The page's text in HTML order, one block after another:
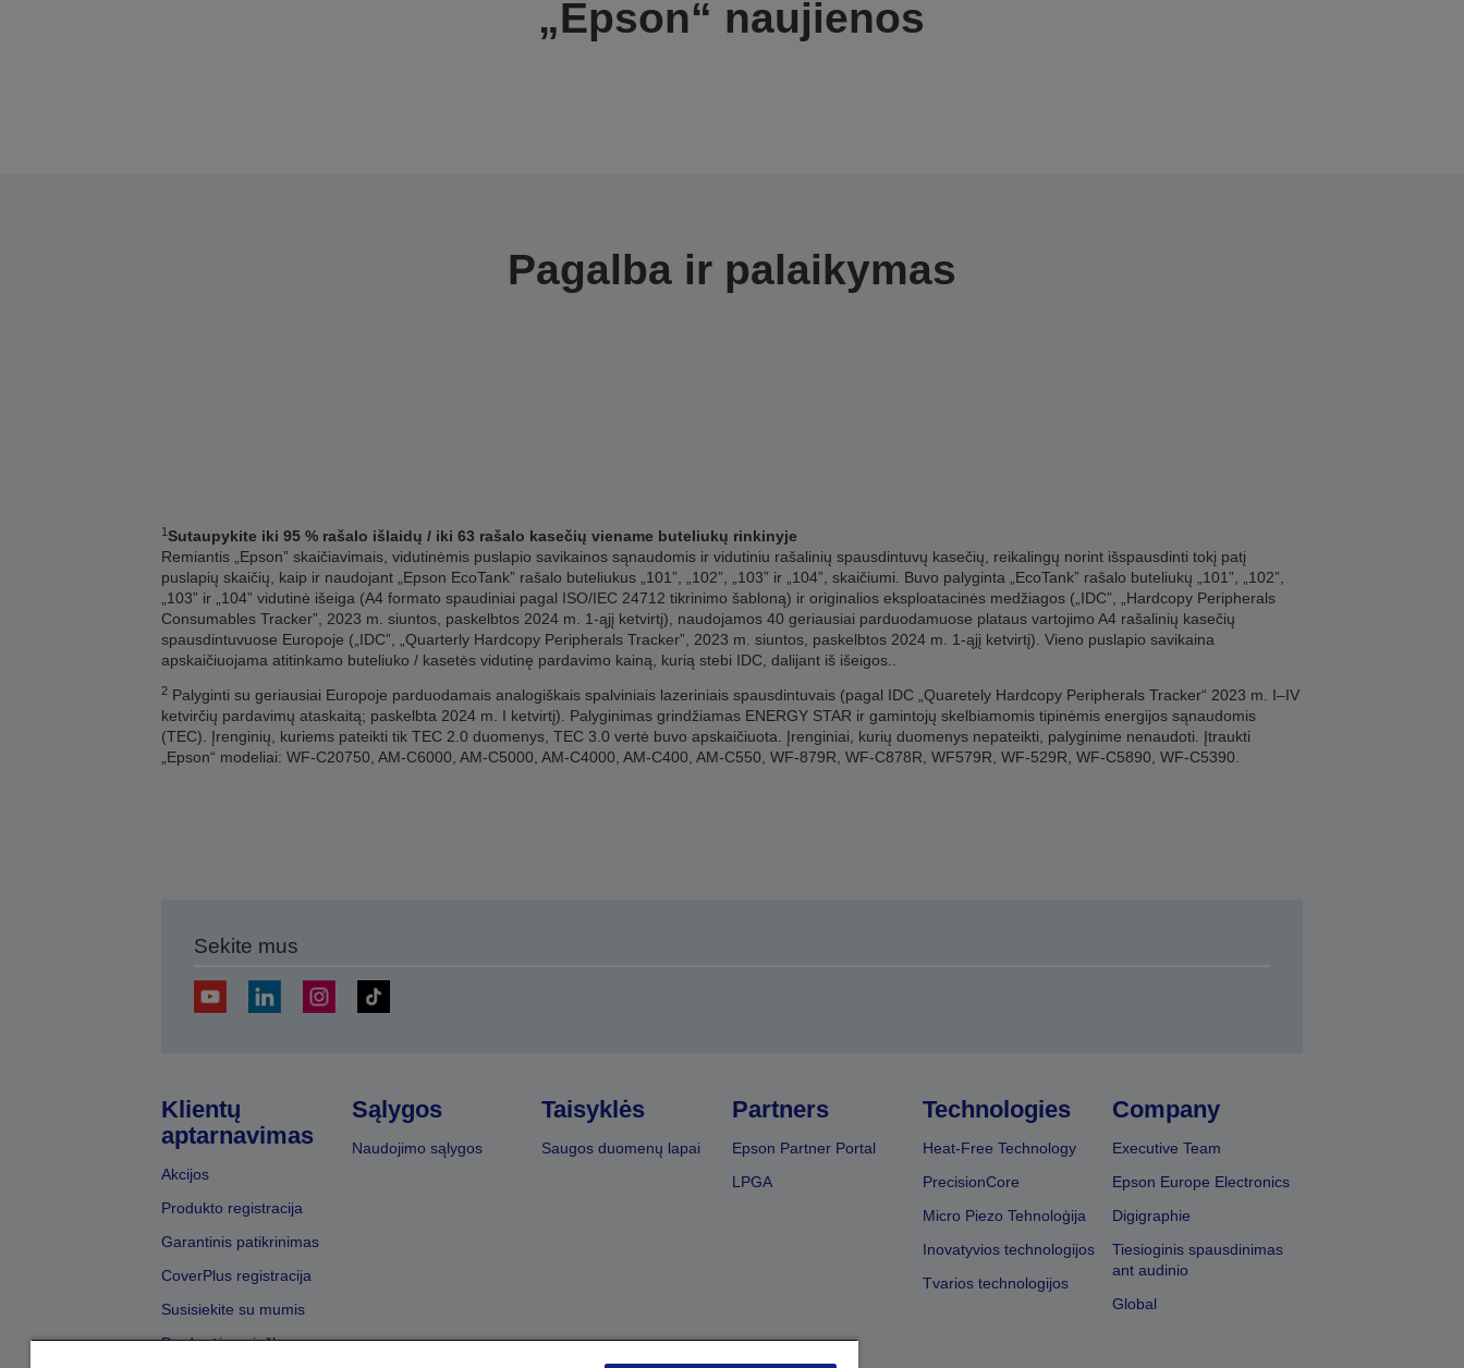
„Epson“ naujienos
Pagalba ir palaikymas
1Sutaupykite iki 95 % rašalo išlaidų / iki 63 rašalo kasečių viename buteliukų rinkinyje
Remiantis „Epson” skaičiavimais, vidutinėmis puslapio savikainos sąnaudomis ir vidutiniu rašalinių spausdintuvų kasečių, reikalingų norint išspausdinti tokį patį
puslapių skaičių, kaip ir naudojant „Epson EcoTank” rašalo buteliukus „101”, „102”, „103” ir „104”, skaičiumi. Buvo palyginta „EcoTank” rašalo buteliukų „101”, „102”,
„103” ir „104” vidutinė išeiga (A4 formato spaudiniai pagal ISO/IEC 24712 tikrinimo šabloną) ir originalios eksploatacinės medžiagos („IDC”, „Hardcopy Peripherals
Consumables Tracker”, 2023 m. siuntos, paskelbtos 2024 m. 1-ąjį ketvirtį), naudojamos 40 geriausiai parduodamuose plataus vartojimo A4 rašalinių kasečių
spausdintuvuose Europoje („IDC”, „Quarterly Hardcopy Peripherals Tracker”, 2023 m. siuntos, paskelbtos 2024 m. 1-ąjį ketvirtį). Vieno puslapio savikaina
apskaičiuojama atitinkamo buteliuko / kasetės vidutinę pardavimo kainą, kurią stebi IDC, dalijant iš išeigos..
2Palyginti su geriausiai Europoje parduodamais analogiškais spalviniais lazeriniais spausdintuvais (pagal IDC „Quaretely Hardcopy Peripherals Tracker“ 2023 m. I–IV
ketvirčių pardavimų ataskaitą; paskelbta 2024 m. I ketvirtį). Palyginimas grindžiamas ENERGY STAR ir gamintojų skelbiamomis tipinėmis energijos sąnaudomis
(TEC). Įrenginių, kuriems pateikti tik TEC 2.0 duomenys, TEC 3.0 vertė buvo apskaičiuota. Įrenginiai, kurių duomenys nepateikti, palyginime nenaudoti. Įtraukti
„Epson“ modeliai: WF-C20750, AM-C6000, AM-C5000, AM-C4000, AM-C400, AM-C550, WF-879R, WF-C878R, WF579R, WF-529R, WF-C5890, WF-C5390.
Sekite mus
Klientų
aptarnavimas
Akcijos
Produkto registracija
Garantinis patikrinimas
CoverPlus registracija
Susisiekite su mumis
Pardavėjų paieška
Sąlygos
Naudojimo sąlygos
Taisyklės
Saugos duomenų lapai
Partners
Epson Partner Portal
LPGA
Technologies
Heat-Free Technology
PrecisionCore
Micro Piezo Tehnoloģija
Inovatyvios technologijos
Tvarios technologijos
Company
Executive Team
Epson Europe Electronics
Digigraphie
Tiesioginis spausdinimas
ant audinio
Global